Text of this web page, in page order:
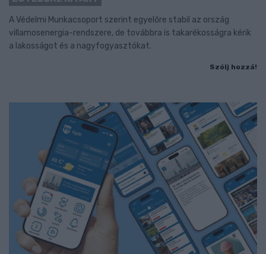
A Védelmi Munkacsoport szerint egyelőre stabil az ország
villamosenergia-rendszere, de továbbra is takarékosságra kérik
a lakosságot és a nagyfogyasztókat.
Szólj hozzá!